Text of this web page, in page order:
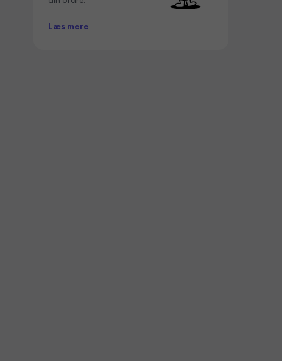
Læs mere